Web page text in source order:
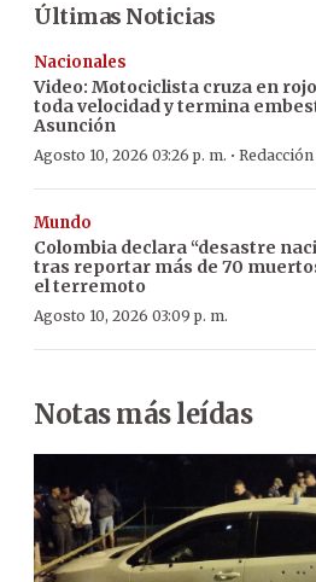
Últimas Noticias
Nacionales
Video: Motociclista cruza en
toda velocidad y termina
Asunción
Agosto 10, 2026 03:26 p. m. · Redacción
Mundo
Colombia declara “desastre
tras reportar más de 70
el terremoto
Agosto 10, 2026 03:09 p. m.
Notas más leídas